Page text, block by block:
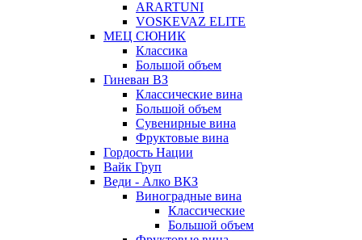
ARARTUNI
VOSKEVAZ ELITE
МЕЦ СЮНИК
Классика
Большой объем
Гиневан ВЗ
Классические вина
Большой объем
Сувенирные вина
Фруктовые вина
Гордость Нации
Вайк Груп
Веди - Алко ВКЗ
Виноградные вина
Классические
Большой объем